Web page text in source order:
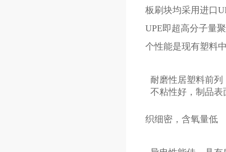
板刷块均采用进口
UPE即超高分子量
个性能是现有塑料
织细密，含氧量低